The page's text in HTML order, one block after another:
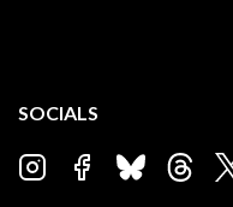
SOCIALS